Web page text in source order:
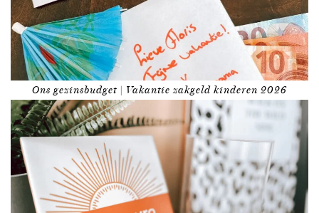
Ons gezinsbudget | Vakantie zakgeld kinderen 2026